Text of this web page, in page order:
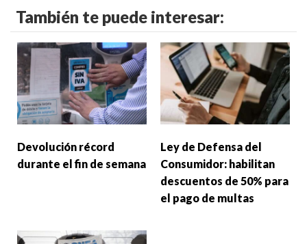
También te puede interesar:
Devolución récord
durante el fin de semana
Ley de Defensa del
Consumidor: habilitan
descuentos de 50% para
el pago de multas